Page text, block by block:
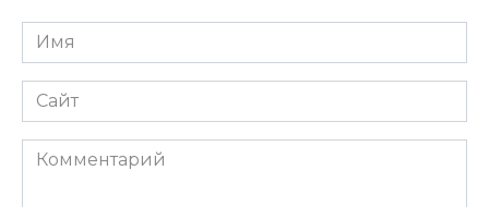
Имя
*
Сайт
Комментарий